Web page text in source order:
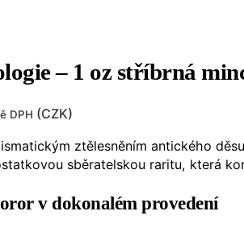
– 1 oz stříbrná
DPH (CZK)
ztělesněním antického
sběratelskou raritu, která
v dokonalém provedení